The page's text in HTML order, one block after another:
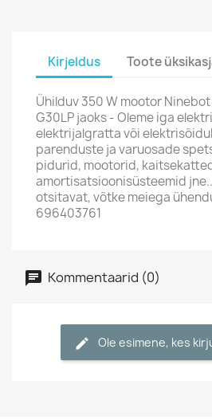
Kirjeldus Toote
Ühilduv 350 W mootor
G30LP jaoks - Oleme iga
elektrijalgratta või
parenduste ja varuosade
pidurid, mootorid,
amortisatsioonisüsteemid
otsitavat, võtke meiega
696403761
Kommentaarid (0)
Ole esimene, kes